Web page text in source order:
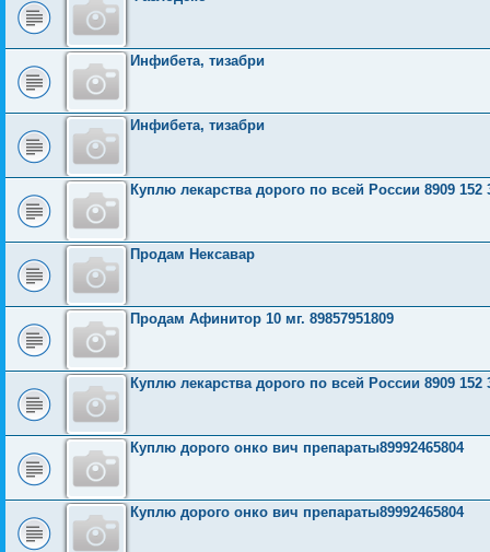
Инфибета, тизабри
Инфибета, тизабри
Куплю лекарства дорого по всей России 8909 152
Продам Нексавар
Продам Афинитор 10 мг. 89857951809
Куплю лекарства дорого по всей России 8909 152
Куплю дорого онко вич препараты89992465804
Куплю дорого онко вич препараты89992465804